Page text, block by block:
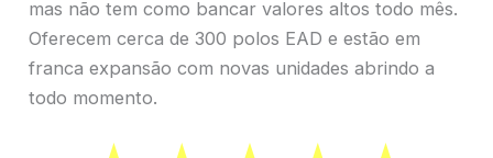
mas não tem como bancar valores altos todo mês.
Oferecem cerca de 300 polos EAD e estão em
franca expansão com novas unidades abrindo a
todo momento.